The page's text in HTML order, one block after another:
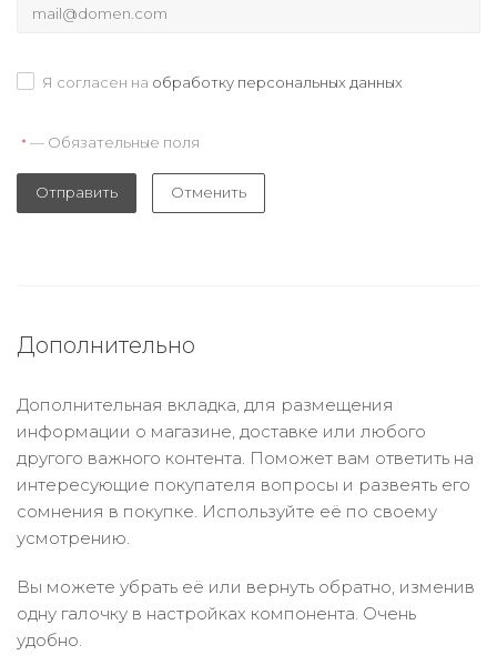
Я согласен на обработку персональных данных
* — Обязательные поля
Отправить Отменить
Дополнительно
Дополнительная вкладка, для размещения
информации о магазине, доставке или любого
другого важного контента. Поможет вам ответить на
интересующие покупателя вопросы и развеять его
сомнения в покупке. Используйте её по своему
усмотрению.
Вы можете убрать её или вернуть обратно, изменив
одну галочку в настройках компонента. Очень
удобно.